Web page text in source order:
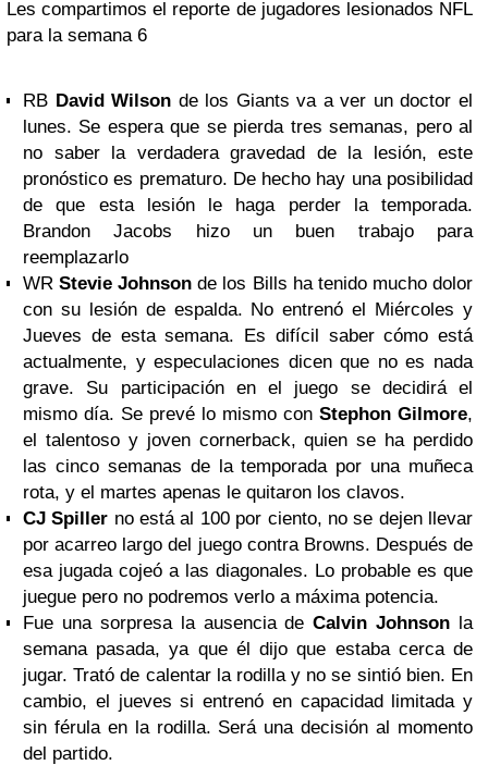
Les compartimos el reporte de jugadores lesionados NFL
para la semana 6
RB David Wilson de los Giants va a ver un doctor el
lunes. Se espera que se pierda tres semanas, pero al
no saber la verdadera gravedad de la lesión, este
pronóstico es prematuro. De hecho hay una posibilidad
de que esta lesión le haga perder la temporada.
Brandon Jacobs hizo un buen trabajo para
reemplazarlo
WRStevie Johnson de los Bills ha tenido mucho dolor
con su lesión de espalda. No entrenó el Miércoles y
Jueves de esta semana. Es difícil saber cómo está
actualmente, y especulaciones dicen que no es nada
grave. Su participación en el juego se decidirá el
mismo día. Se prevé lo mismo con Stephon Gilmore,
el talentoso y joven cornerback, quien se ha perdido
las cinco semanas de la temporada por una muñeca
rota, y el martes apenas le quitaron los clavos.
CJ Spiller no está al 100 por ciento, no se dejen llevar
por acarreo largo del juego contra Browns. Después de
esa jugada cojeó a las diagonales. Lo probable es que
juegue pero no podremos verlo a máxima potencia.
Fue una sorpresa la ausencia deCalvin Johnson la
semana pasada, ya que él dijo que estaba cerca de
jugar. Trató de calentar la rodilla y no se sintió bien. En
cambio, el jueves si entrenó en capacidad limitada y
sin férula en la rodilla. Será una decisión al momento
del partido.